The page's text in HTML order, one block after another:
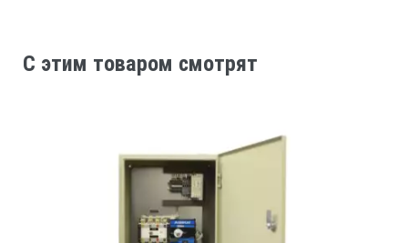
C этим товаром смотрят